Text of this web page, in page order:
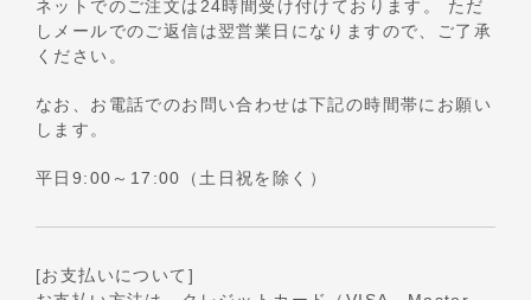
ネットでのご注文は24時間受け付けております。 ただ
しメールでのご返信は翌営業日になりますので、ご了承
ください。
なお、お電話でのお問い合わせは下記の時間帯にお願い
します。
平日9:00～17:00（土日祝を除く）
[お支払いについて]